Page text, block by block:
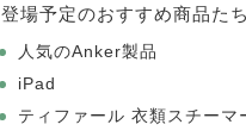
登場予定のおすすめ商品たち
人気のAnker製品
iPad
ティファール 衣類スチーマ